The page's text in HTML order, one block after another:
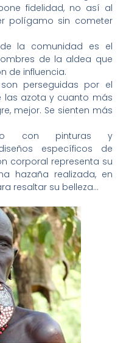
fidelidad, no así al
polígamo sin cometer
la comunidad es el
de la aldea que
de influencia.
perseguidas por el
las azota y cuanto más
mejor. Se sienten más
con pinturas y
específicos de
corporal representa su
hazaña realizada, en
resaltar su belleza…